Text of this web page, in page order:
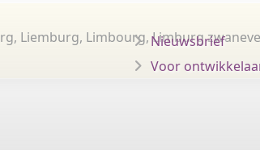
Liemburg, Limbourg, Limburg
Nieuwsbrief
Voor